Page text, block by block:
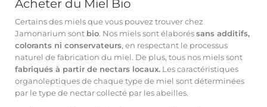
Acheter du Miel Bio
Certains des miels que vous pouvez trouver chez
Jamonarium sont bio. Nos miels sont élaboréssans additifs,
colorants ni conservateurs, en respectant le processus
naturel de fabrication du miel. De plus, tous nos miels sont
fabriqués à partir de nectars locaux. Les caractéristiques
organoleptiques de chaque type de miel sont déterminées
par le type de nectar collecté par les abeilles.